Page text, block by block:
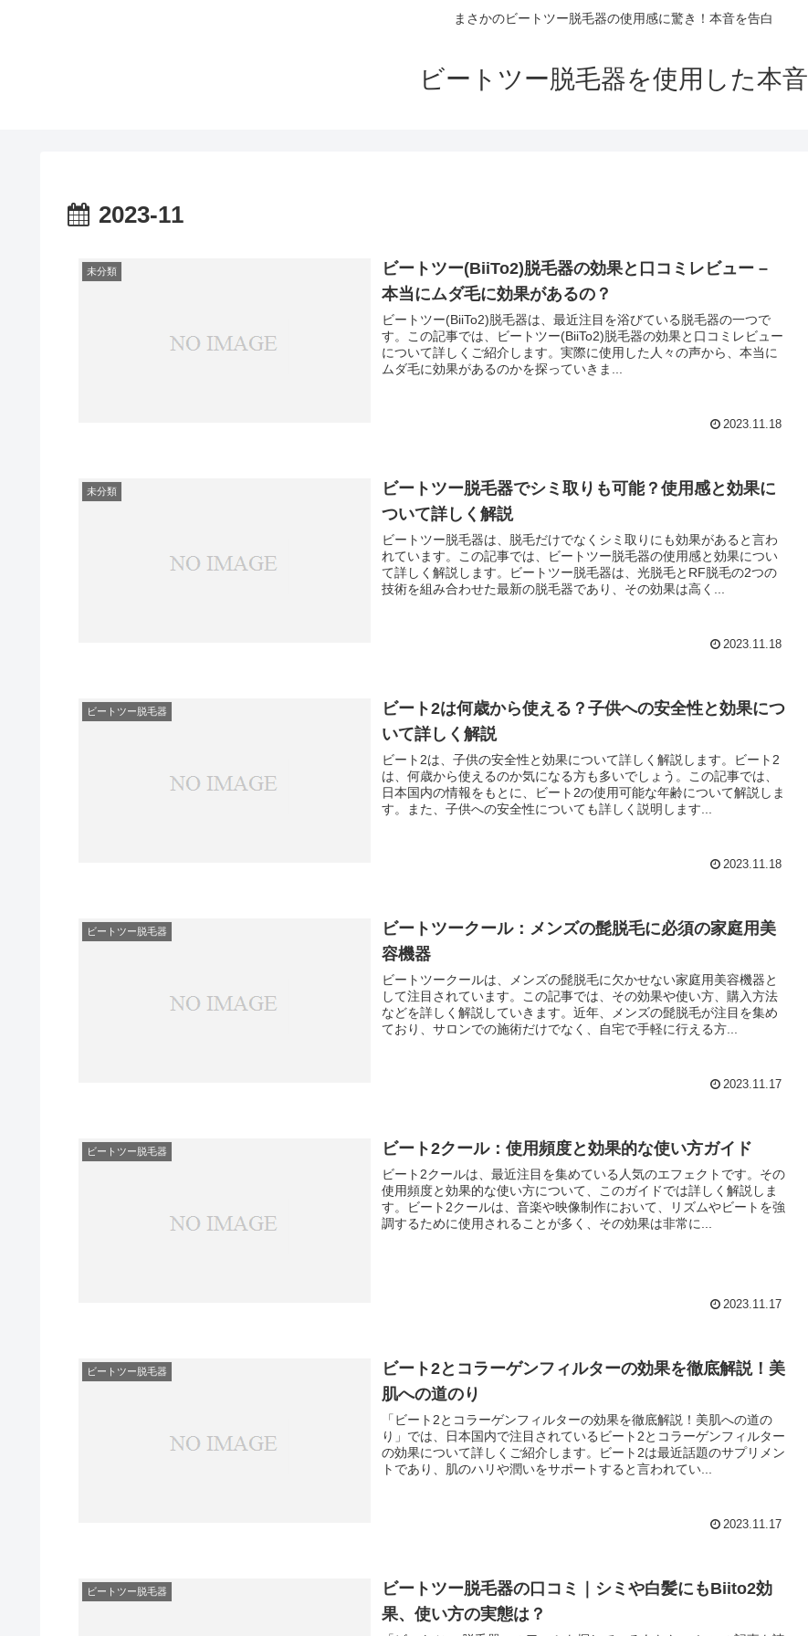
まさかのビートツー脱毛器の使用感に驚き！本音を告白
ビートツー脱毛器を使用した本音
2023-11
未分類
ビートツー(BiiTo2)脱毛器の効果と口コミレビュー –
本当にムダ毛に効果があるの？
ビートツー(BiiTo2)脱毛器は、最近注目を浴びている脱毛器の一つで
す。この記事では、ビートツー(BiiTo2)脱毛器の効果と口コミレビュー
について詳しくご紹介します。実際に使用した人々の声から、本当に
ムダ毛に効果があるのかを探っていきま...
2023.11.18
未分類
ビートツー脱毛器でシミ取りも可能？使用感と効果に
ついて詳しく解説
ビートツー脱毛器は、脱毛だけでなくシミ取りにも効果があると言わ
れています。この記事では、ビートツー脱毛器の使用感と効果につい
て詳しく解説します。ビートツー脱毛器は、光脱毛とRF脱毛の2つの
技術を組み合わせた最新の脱毛器であり、その効果は高く...
2023.11.18
ビートツー脱毛器
ビート2は何歳から使える？子供への安全性と効果につ
いて詳しく解説
ビート2は、子供の安全性と効果について詳しく解説します。ビート2
は、何歳から使えるのか気になる方も多いでしょう。この記事では、
日本国内の情報をもとに、ビート2の使用可能な年齢について解説しま
す。また、子供への安全性についても詳しく説明します...
2023.11.18
ビートツー脱毛器
ビートツークール：メンズの髭脱毛に必須の家庭用美
容機器
ビートツークールは、メンズの髭脱毛に欠かせない家庭用美容機器と
して注目されています。この記事では、その効果や使い方、購入方法
などを詳しく解説していきます。近年、メンズの髭脱毛が注目を集め
ており、サロンでの施術だけでなく、自宅で手軽に行える方...
2023.11.17
ビートツー脱毛器 ビート2クール：使用頻度と効果的な使い方ガイド
ビート2クールは、最近注目を集めている人気のエフェクトです。その
使用頻度と効果的な使い方について、このガイドでは詳しく解説しま
す。ビート2クールは、音楽や映像制作において、リズムやビートを強
調するために使用されることが多く、その効果は非常に...
2023.11.17
ビートツー脱毛器
ビート2とコラーゲンフィルターの効果を徹底解説！美
肌への道のり
「ビート2とコラーゲンフィルターの効果を徹底解説！美肌への道の
り」では、日本国内で注目されているビート2とコラーゲンフィルター
の効果について詳しくご紹介します。ビート2は最近話題のサプリメン
トであり、肌のハリや潤いをサポートすると言われてい...
2023.11.17
ビートツー脱毛器
ビートツー脱毛器の口コミ｜シミや白髪にもBiito2効
果、使い方の実態は？